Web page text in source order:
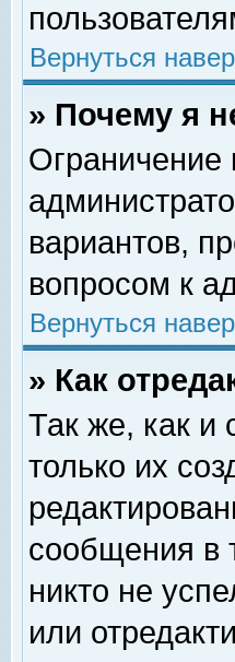
Вернуться
» Почему я
Ограничение
вариантов,
вопросом к
Вернуться
» Как
Так же, как и
только их
сообщения в
никто не
или